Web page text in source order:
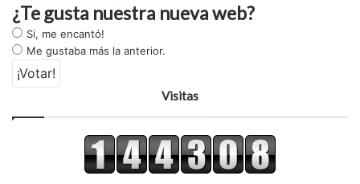
¿Te gusta nuestra nueva web?
Si, me encantó!
Me gustaba más la anterior.
Visitas